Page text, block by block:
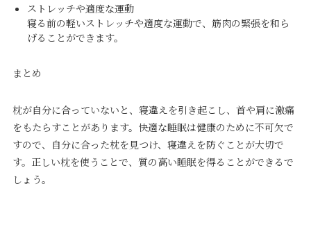
ストレッチや適度な運動
寝る前の軽いストレッチや適度な運動で、筋肉の緊張を和ら
げることができます。
まとめ
枕が自分に合っていないと、寝違えを引き起こし、首や肩に激痛
をもたらすことがあります。快適な睡眠は健康のために不可欠で
すので、自分に合った枕を見つけ、寝違えを防ぐことが大切で
す。正しい枕を使うことで、質の高い睡眠を得ることができるで
しょう。